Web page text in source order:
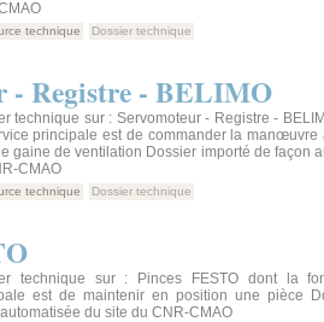
technique Dossier technique
- Registre - BELIMO
technique sur : Servomoteur - Registre -
principale est de commander la manœuvre
gaine de ventilation Dossier importé de façon
CMAO
technique Dossier technique
technique sur : Pinces FESTO dont la
est de maintenir en position une pièce
du site du CNR-CMAO